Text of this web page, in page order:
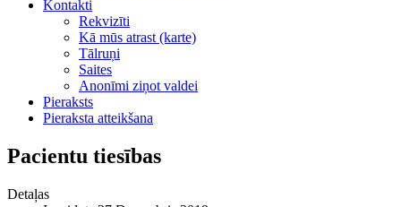
Kontakti
Rekvizīti
Kā mūs atrast (karte)
Tālruņi
Saites
Anonīmi ziņot valdei
Pieraksts
Pieraksta atteikšana
Pacientu tiesības
Detaļas